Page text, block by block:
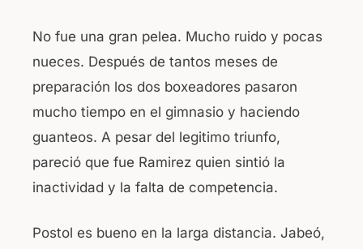
No fue una gran pelea. Mucho ruido y pocas
nueces. Después de tantos meses de
preparación los dos boxeadores pasaron
mucho tiempo en el gimnasio y haciendo
guanteos. A pesar del legitimo triunfo,
pareció que fue Ramirez quien sintió la
inactividad y la falta de competencia.
Postol es bueno en la larga distancia. Jabeó,